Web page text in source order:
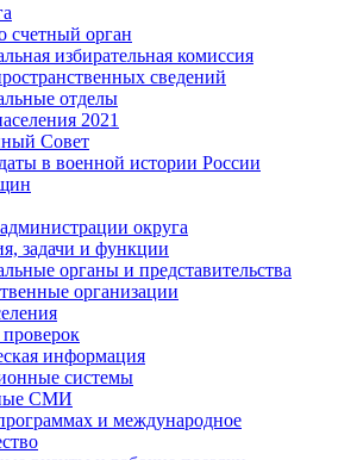
счетный орган
избирательная комиссия
сведений
отделы
2021
Совет
в военной истории России
округа
задачи и функции
органы и представительства
организации
проверок
информация
системы
СМИ
и международное